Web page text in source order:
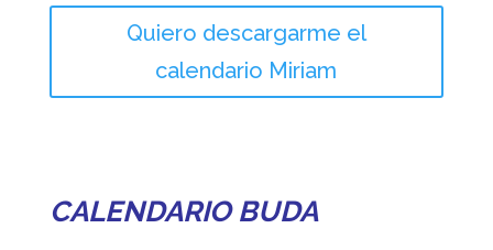
Quiero descargarme el
calendario Miriam
CALENDARIO BUDA